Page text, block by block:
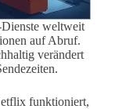
weltweit
auf Abruf.
verändert
funktioniert,